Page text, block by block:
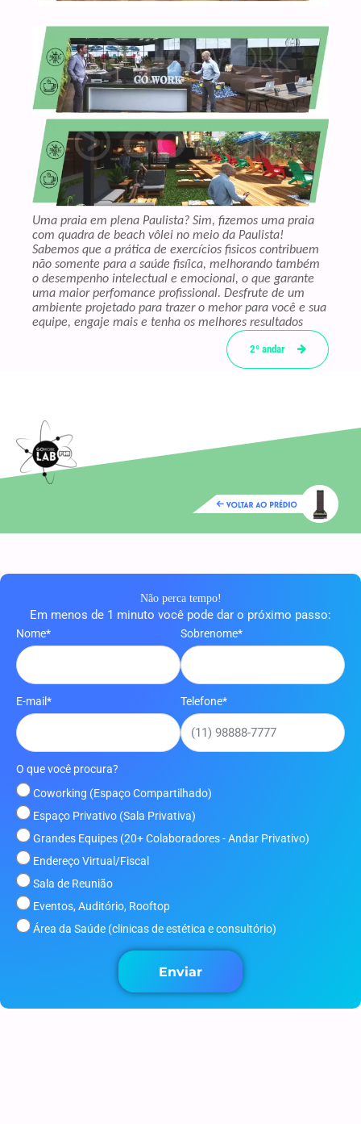
Uma praia em plena Paulista? Sim, ﬁzemos uma praia
com quadra de beach vôlei no meio da Paulista!
Sabemos que a prática de exercícios ﬁsicos contribuem
não somente para a saúde ﬁsíica, melhorando também
o desempenho intelectual e emocional, o que garante
uma maior perfomance proﬁssional. Desfrute de um
ambiente projetado para trazer o mehor para você e sua
equipe, engaje mais e tenha os melhores resultados
2º andar
Não perca tempo!
Em menos de 1 minuto você pode dar o próximo passo:
Nome* Sobrenome*
E-mail* Telefone*
O que você procura?
Coworking (Espaço Compartilhado)
Espaço Privativo (Sala Privativa)
Grandes Equipes (20+ Colaboradores - Andar Privativo)
Endereço Virtual/Fiscal
Sala de Reunião
Eventos, Auditório, Rooftop
Área da Saúde (clinicas de estética e consultório)
Enviar